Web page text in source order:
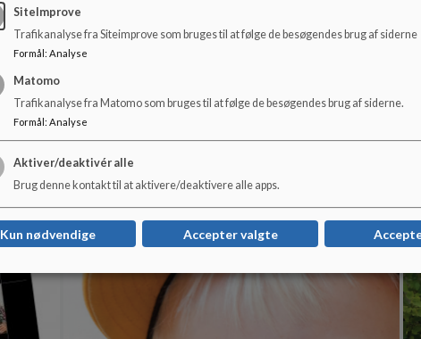
Skolebladet AUTRYK
Læs mere
SiteImprove
Trafikanalyse fra Siteimprove som bruges til at følge de besøgendes brug af siderne
Formål : Analyse
Matomo
Trafikanalyse fra Matomo som bruges til at følge de besøgendes brug af siderne.
Formål : Analyse
Aktiver/deaktivér alle
Brug denne kontakt til at aktivere/deaktivere alle apps.
Kun nødvendige Accepter valgte